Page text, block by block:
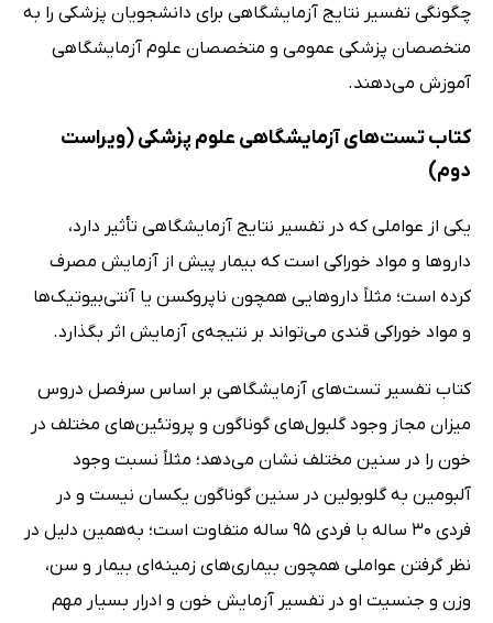
چگونگی تفسیر نتایج آزمایشگاهی برای دانشجویان پزشکی را به
متخصصان پزشکی عمومی و متخصصان علوم آزمایشگاهی
آموزش می‌دهند.
کتاب تست‌های آزمایشگاهی علوم پزشکی (ویراست
دوم)
یکی از عواملی که در تفسیر نتایج آزمایشگاهی تأثیر دارد،
داروها و مواد خوراکی است که بیمار پیش از آزمایش مصرف
کرده است؛ مثلاً داروهایی همچون ناپروکسن یا آنتی‌بیوتیک‌ها
و مواد خوراکی قندی می‌تواند بر نتیجه‌ی آزمایش اثر بگذارد.
کتاب تفسیر تست‌های آزمایشگاهی بر اساس سرفصل دروس
میزان مجاز وجود گلبول‌های گوناگون و پروتئین‌های مختلف در
خون را در سنین مختلف نشان می‌دهد؛ مثلاً نسبت وجود
آلبومین به گلوبولین در سنین گوناگون یکسان نیست و در
فردی 30 ساله با فردی 95 ساله متفاوت است؛ به‌همین دلیل در
نظر گرفتن عواملی همچون بیماری‌های زمینه‌ای بیمار و سن،
وزن و جنسیت او در تفسیر آزمایش خون و ادرار بسیار مهم